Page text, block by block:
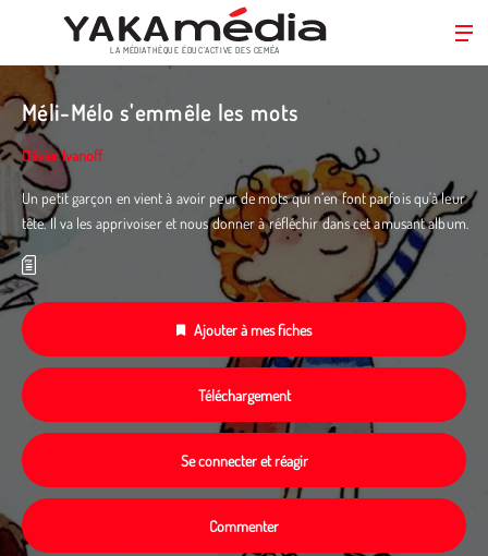
au
contenu
principal
LA MÉDIATHÈQUE ÉDUC’ACTIVE DES CEMÉA
Méli-Mélo s'emmêle les mots
Olivier Ivanoff
Un petit garçon en vient à avoir peur de mots qui n’en font parfois qu'à leur
tête. Il va les apprivoiser et nous donner à réfléchir dans cet amusant album.
Ajouter à mes fiches
Téléchargement
Se connecter et réagir
Commenter